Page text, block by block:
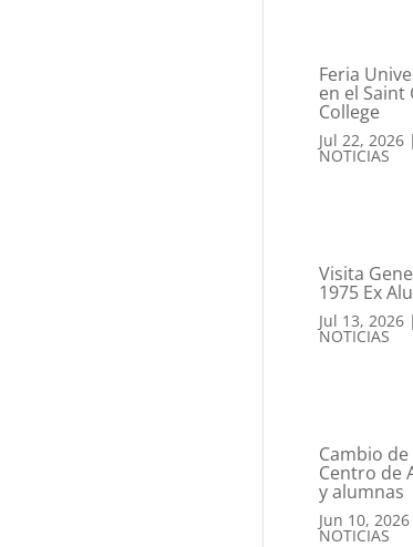
Feria
en el Saint
College
Jul 22, 2026|
NOTICIAS
Visita
1975 Ex
Jul 13, 2026|
NOTICIAS
Cambio
Centro de
y alumnas
Jun 10, 2026
NOTICIAS